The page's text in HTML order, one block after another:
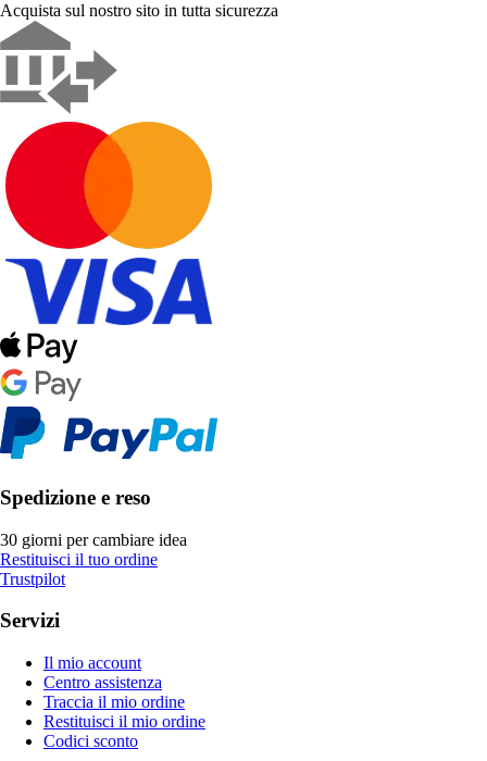
Acquista sul nostro sito in tutta sicurezza
Spedizione e reso
30 giorni per cambiare idea
Restituisci il tuo ordine
Trustpilot
Servizi
Il mio account
Centro assistenza
Traccia il mio ordine
Restituisci il mio ordine
Codici sconto